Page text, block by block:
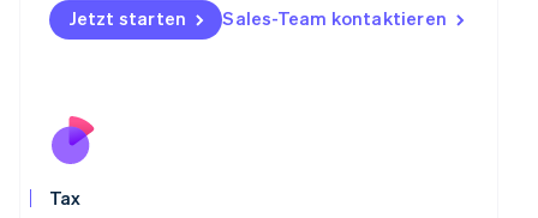
Jetzt starten Sales-Team kontaktieren
Tax
Norwegen
English
English
Portugal